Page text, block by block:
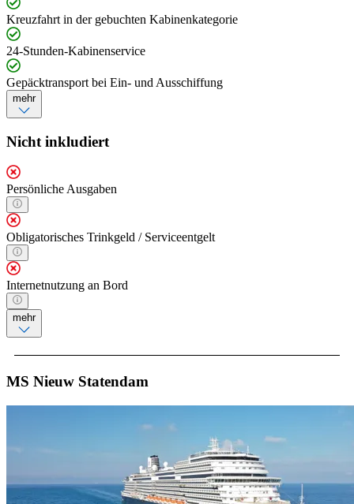
Kreuzfahrt in der gebuchten Kabinenkategorie
24-Stunden-Kabinenservice
Gepäcktransport bei Ein- und Ausschiffung
mehr
Nicht inkludiert
Persönliche Ausgaben
Obligatorisches Trinkgeld / Serviceentgelt
Internetnutzung an Bord
mehr
MS Nieuw Statendam